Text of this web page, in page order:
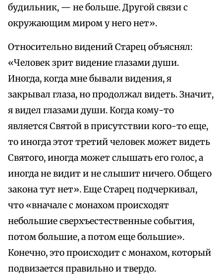
будильник, — не больше. Другой связи с
окружающим миром у него нет».
Относительно видений Старец объяснял:
«Человек зрит видение глазами души.
Иногда, когда мне бывали видения, я
закрывал глаза, но продолжал видеть. Значит,
я видел глазами души. Когда кому-то
является Святой в присутствии кого-то еще,
то иногда этот третий человек может видеть
Святого, иногда может слышать его голос, а
иногда не видит и не слышит ничего. Общего
закона тут нет». Еще Старец подчеркивал,
что «вначале с монахом происходят
небольшие сверхъестественные события,
потом большие, а потом еще большие».
Конечно, это происходит с монахом, который
подвизается правильно и твердо.